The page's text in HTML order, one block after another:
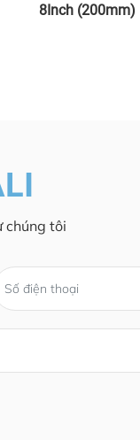
(200mm)
chúng tôi